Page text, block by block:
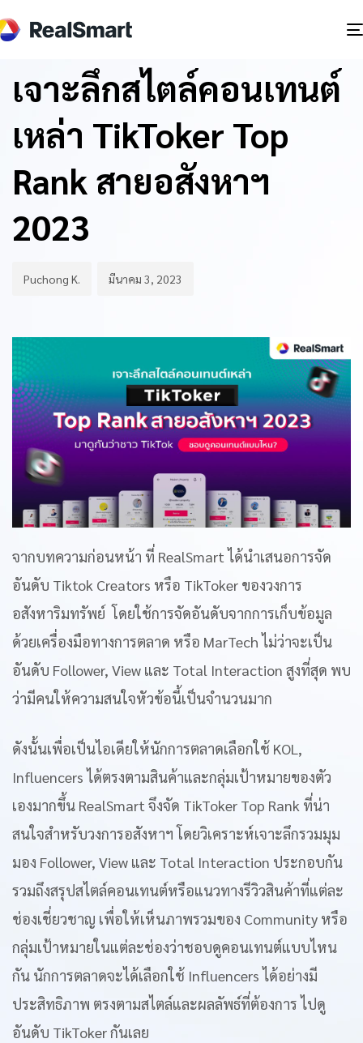
IN:
เจาะลึกสไตล์คอนเทนต์
เหล่า TikToker Top
Rank สายอสังหาฯ
2023
Puchong K.
on:
มีนาคม 3, 2023
จากบทความก่อนหน้า ที่ RealSmart ได้นำเสนอการจัด
อันดับ Tiktok Creators หรือ TikToker ของวงการ
อสังหาริมทรัพย์ โดยใช้การจัดอันดับจากการเก็บข้อมูล
ด้วยเครื่องมือทางการตลาด หรือ MarTech ไม่ว่าจะเป็น
อันดับ Follower, View และ Total Interaction สูงที่สุด พบ
ว่ามีคนให้ความสนใจหัวข้อนี้เป็นจำนวนมาก
ดังนั้นเพื่อเป็นไอเดียให้นักการตลาดเลือกใช้ KOL,
Influencers ได้ตรงตามสินค้าและกลุ่มเป้าหมายของตัว
เองมากขึ้น RealSmart จึงจัด TikToker Top Rank ที่น่า
สนใจสำหรับวงการอสังหาฯ โดยวิเคราะห์เจาะลึกรวมมุม
มอง Follower, View และ Total Interaction ประกอบกัน
รวมถึงสรุปสไตล์คอนเทนต์หรือแนวทางรีวิวสินค้าที่แต่ละ
ช่องเชี่ยวชาญ เพื่อให้เห็นภาพรวมของ Community หรือ
กลุ่มเป้าหมายในแต่ละช่องว่าชอบดูคอนเทนต์แบบไหน
กัน นักการตลาดจะได้เลือกใช้ Influencers ได้อย่างมี
ประสิทธิภาพ ตรงตามสไตล์และผลลัพธ์ที่ต้องการ ไปดู
อันดับ TikToker กันเลย